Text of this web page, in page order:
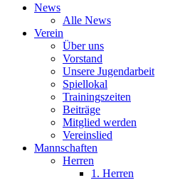
News
Alle News
Verein
Über uns
Vorstand
Unsere Jugendarbeit
Spiellokal
Trainingszeiten
Beiträge
Mitglied werden
Vereinslied
Mannschaften
Herren
1. Herren